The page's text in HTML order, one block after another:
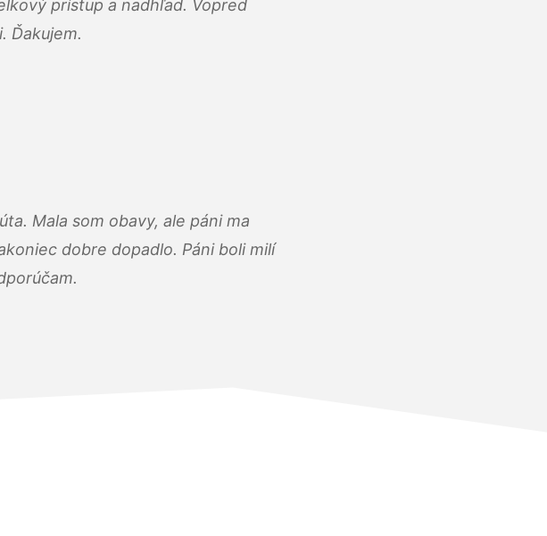
prístup a nadhľad. Vopred
Ďakujem.
Mala som obavy, ale páni ma
dobre dopadlo. Páni boli milí